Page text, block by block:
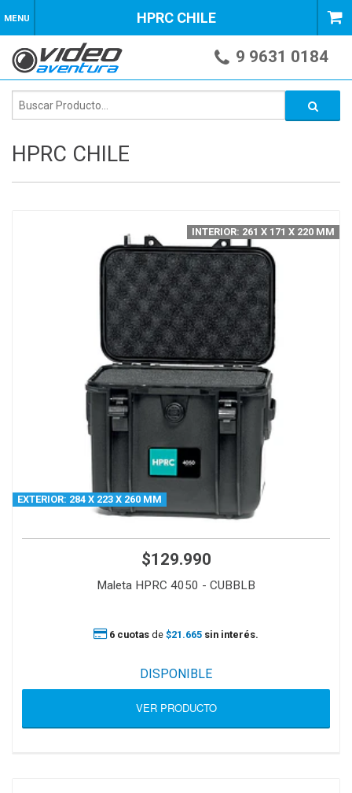
MENU HPRC CHILE
9 9631 0184
HPRC CHILE
EXTERIOR: 284 X 223 X 260 MM
$129.990
Maleta HPRC 4050 - CUBBLB
INTERIOR: 261 X 171 X 220 MM
6 cuotas de $21.665 sin interés.
DISPONIBLE
VER PRODUCTO